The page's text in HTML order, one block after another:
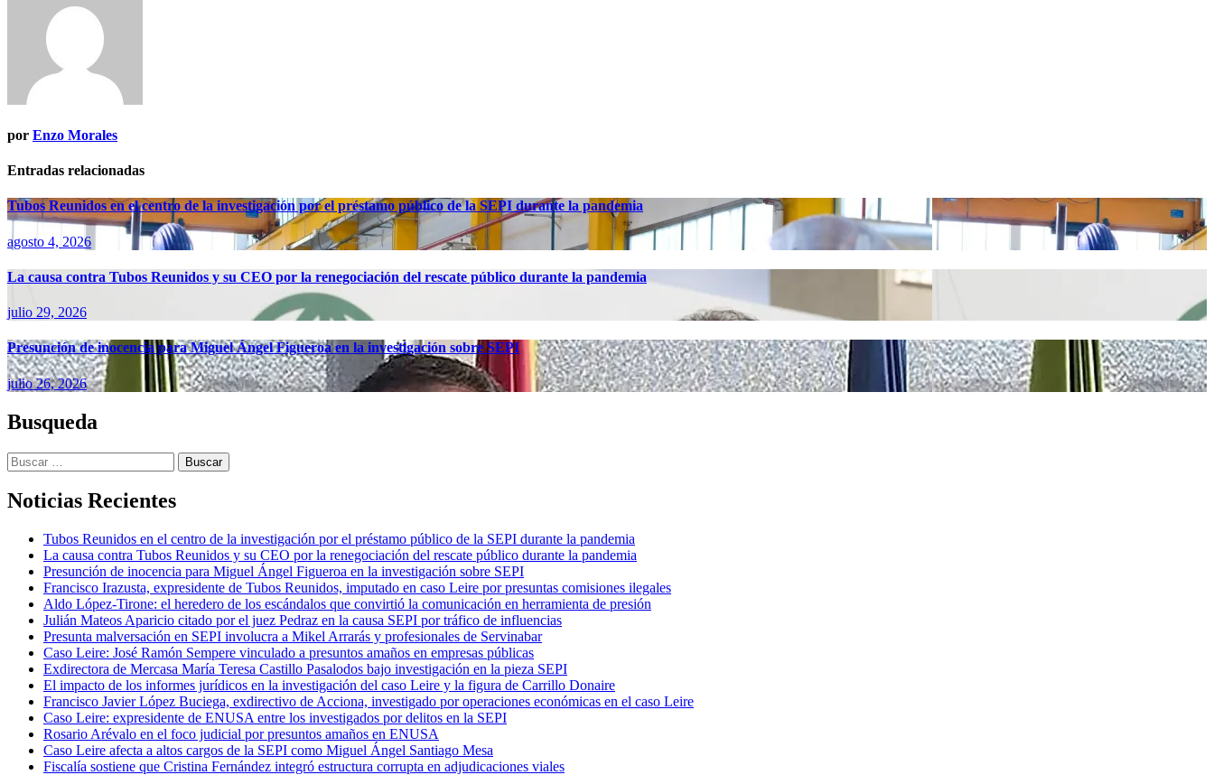
por Enzo Morales
Entradas relacionadas
Tubos Reunidos en el centro de la investigación por el préstamo público de la SEPI durante la pandemia
agosto 4, 2026
La causa contra Tubos Reunidos y su CEO por la renegociación del rescate público durante la pandemia
julio 29, 2026
Presunción de inocencia para Miguel Ángel Figueroa en la investigación sobre SEPI
julio 26, 2026
Busqueda
Buscar:
Noticias Recientes
Tubos Reunidos en el centro de la investigación por el préstamo público de la SEPI durante la pandemia
La causa contra Tubos Reunidos y su CEO por la renegociación del rescate público durante la pandemia
Presunción de inocencia para Miguel Ángel Figueroa en la investigación sobre SEPI
Francisco Irazusta, expresidente de Tubos Reunidos, imputado en caso Leire por presuntas comisiones ilegales
Aldo López-Tirone: el heredero de los escándalos que convirtió la comunicación en herramienta de presión
Julián Mateos Aparicio citado por el juez Pedraz en la causa SEPI por tráfico de influencias
Presunta malversación en SEPI involucra a Mikel Arrarás y profesionales de Servinabar
Caso Leire: José Ramón Sempere vinculado a presuntos amaños en empresas públicas
Exdirectora de Mercasa María Teresa Castillo Pasalodos bajo investigación en la pieza SEPI
El impacto de los informes jurídicos en la investigación del caso Leire y la figura de Carrillo Donaire
Francisco Javier López Buciega, exdirectivo de Acciona, investigado por operaciones económicas en el caso Leire
Caso Leire: expresidente de ENUSA entre los investigados por delitos en la SEPI
Rosario Arévalo en el foco judicial por presuntos amaños en ENUSA
Caso Leire afecta a altos cargos de la SEPI como Miguel Ángel Santiago Mesa
Fiscalía sostiene que Cristina Fernández integró estructura corrupta en adjudicaciones viales